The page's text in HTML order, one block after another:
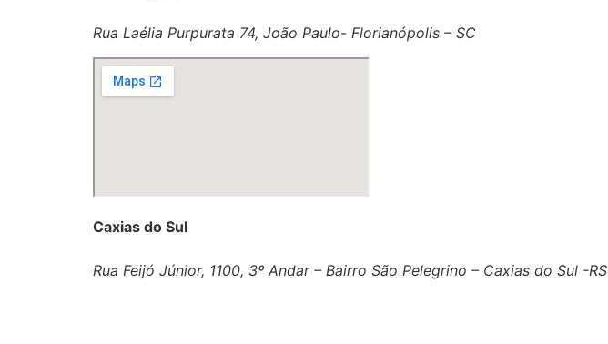
Rua Laélia Purpurata 74, João Paulo- Florianópolis – SC
Caxias do Sul
Rua Feijó Júnior, 1100, 3º Andar – Bairro São Pelegrino – Caxias do Sul -RS